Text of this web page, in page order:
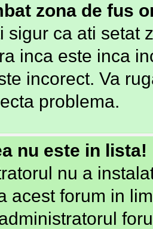
zona de fus
sigur ca ati setat
inca este inca
incorect. Va
problema.
nu este in lista!
nu a
acest forum in